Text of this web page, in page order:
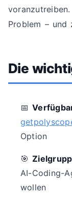
Problem – und
Die
📅
Option
🎯
AI-Coding-
wollen